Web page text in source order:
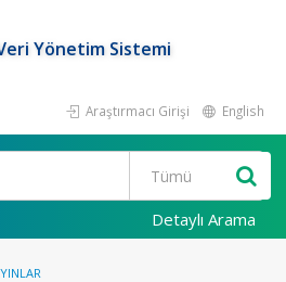
Yönetim Sistemi
Araştırmacı Girişi English
Detaylı Arama